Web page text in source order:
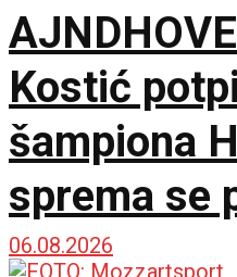
Kostić
šampiona
sprema se
tandem na
06.08.2026